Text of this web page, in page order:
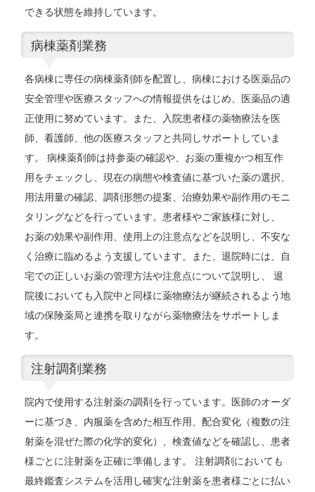
できる状態を維持しています。
病棟薬剤業務
各病棟に専任の病棟薬剤師を配置し、病棟における医薬品の
安全管理や医療スタッフへの情報提供をはじめ、医薬品の適
正使用に努めています。また、入院患者様の薬物療法を医
師、看護師、他の医療スタッフと共同しサポートしていま
す。 病棟薬剤師は持参薬の確認や、お薬の重複かつ相互作
用をチェックし、現在の病態や検査値に基づいた薬の選択、
用法用量の確認、調剤形態の提案、治療効果や副作用のモニ
タリングなどを行っています。患者様やご家族様に対し、
お薬の効果や副作用、使用上の注意点などを説明し、不安な
く治療に臨めるよう支援しています。また、退院時には、自
宅での正しいお薬の管理方法や注意点について説明し、 退
院後においても入院中と同様に薬物療法が継続されるよう地
域の保険薬局と連携を取りながら薬物療法をサポートしま
す。
注射調剤業務
院内で使用する注射薬の調剤を行っています。医師のオーダ
ーに基づき、内服薬を含めた相互作用、配合変化（複数の注
射薬を混ぜた際の化学的変化）、検査値などを確認し、患者
様ごとに注射薬を正確に準備します。 注射調剤においても
最終鑑査システムを活用し確実な注射薬を患者様ごとに払い